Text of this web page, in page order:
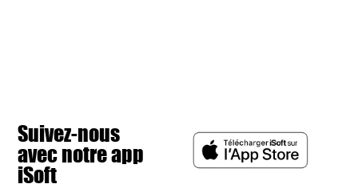
Suivez-nous
avec notre app
iSoft